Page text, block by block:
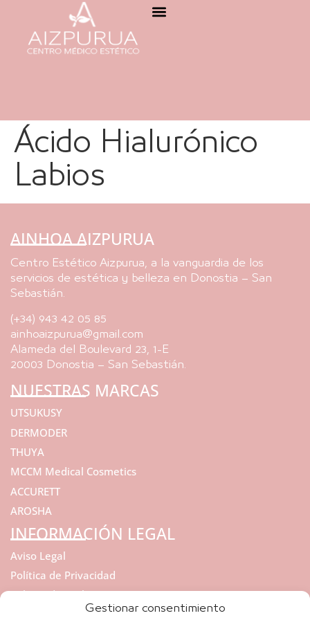
Gestionar consentimiento
Ácido Hialurónico
Labios
AINHOA AIZPURUA
Centro Estético Aizpurua, a la vanguardia de los
servicios de estética y belleza en Donostia – San
Sebastián.
(+34) 943 42 05 85
ainhoaizpurua@gmail.com
Alameda del Boulevard 23, 1-E
20003 Donostia – San Sebastián.
NUESTRAS MARCAS
UTSUKUSY
DERMODER
THUYA
MCCM Medical Cosmetics
ACCURETT
AROSHA
INFORMACIÓN LEGAL
Aviso Legal
Política de Privacidad
Política de cookies